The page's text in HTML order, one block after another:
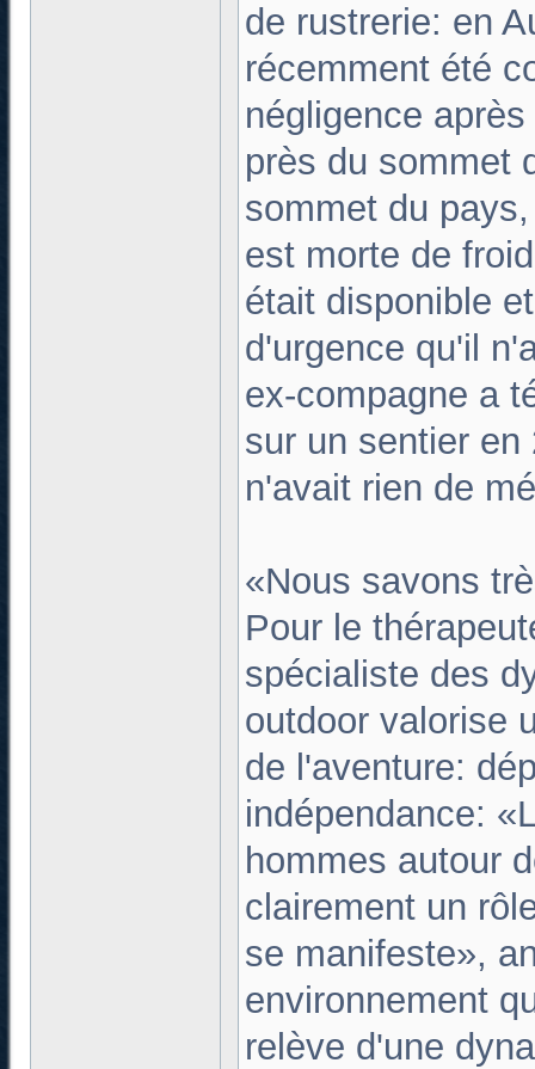
de rustrerie: en
récemment été
négligence
près du sommet
sommet du
est morte de
était disponible
d'urgence qu'il
ex-compagne a
sur un sentier
n'avait rien de
«Nous savons
Pour le
spécialiste des
outdoor valorise
de l'aventure:
indépendance:
hommes autour
clairement un
se manifeste»,
environnement
relève d'une